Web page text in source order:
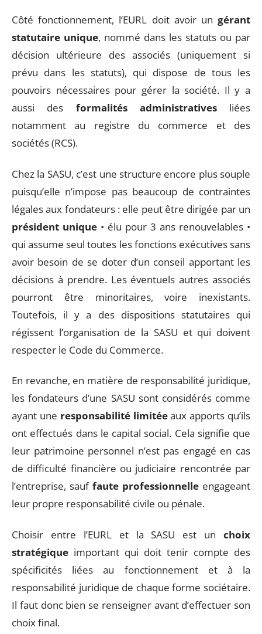
Côté fonctionnement, l’EURL doit avoir un gérant
statutaire unique, nommé dans les statuts ou par
décision ultérieure des associés (uniquement si
prévu dans les statuts), qui dispose de tous les
pouvoirs nécessaires pour gérer la société. Il y a
aussi des formalités administrativesliées
notamment au registre du commerce et des
sociétés (RCS).
Chez la SASU, c’est une structure encore plus souple
puisqu’elle n’impose pas beaucoup de contraintes
légales aux fondateurs : elle peut être dirigée par un
président unique • élu pour 3 ans renouvelables •
qui assume seul toutes les fonctions exécutives sans
avoir besoin de se doter d’un conseil apportant les
décisions à prendre. Les éventuels autres associés
pourront être minoritaires, voire inexistants.
Toutefois, il y a des dispositions statutaires qui
régissent l’organisation de la SASU et qui doivent
respecter le Code du Commerce.
En revanche, en matière de responsabilité juridique,
les fondateurs d’une SASU sont considérés comme
ayant une responsabilité limitéeaux apports qu’ils
ont effectués dans le capital social. Cela signifie que
leur patrimoine personnel n’est pas engagé en cas
de difficulté financière ou judiciaire rencontrée par
l’entreprise, sauf faute professionnelle engageant
leur propre responsabilité civile ou pénale.
Choisir entre l’EURL et la SASU est un choix
stratégique important qui doit tenir compte des
spécificités liées au fonctionnement et à la
responsabilité juridique de chaque forme sociétaire.
Il faut donc bien se renseigner avant d’effectuer son
choix final.